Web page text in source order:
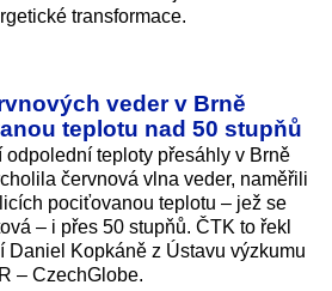
transformace.
veder v Brně
teplotu nad 50 stupňů
odpolední teploty přesáhly v Brně
červnová vlna veder, naměřili
pociťovanou teplotu – jež se
– i přes 50 stupňů. ČTK to řekl
Daniel Kopkáně z Ústavu výzkumu
– CzechGlobe.